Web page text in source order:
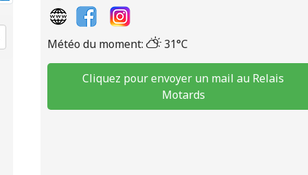
Météo du moment: 31°C
Cliquez pour envoyer un mail au Relais
Motards